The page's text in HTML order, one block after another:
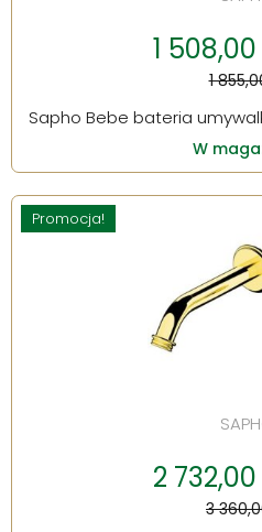
1 508,00
1
Sapho Bebe bateria
W
Promocja!
2 732,00
3